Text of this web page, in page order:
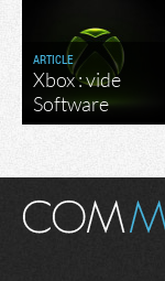
ARTICLE
Xbox : vide
Software